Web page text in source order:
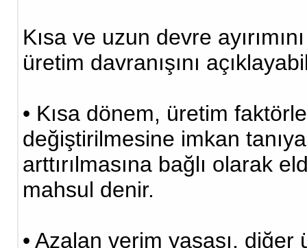
Kısa ve uzun devre
üretim davranışını
• Kısa dönem, üretim
değiştirilmesine imkan
arttırılmasına bağlı olarak
mahsul denir.
• Azalan verim yasası,